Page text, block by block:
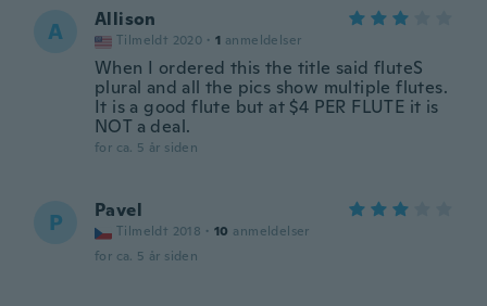
A Allison
Tilmeldt 2020 · 1 anmeldelser
When I ordered this the title said fluteS
plural and all the pics show multiple flutes.
It is a good flute but at $4 PER FLUTE it is
NOT a deal.
for ca. 5 år siden
P Pavel
Tilmeldt 2018 · 10 anmeldelser
for ca. 5 år siden